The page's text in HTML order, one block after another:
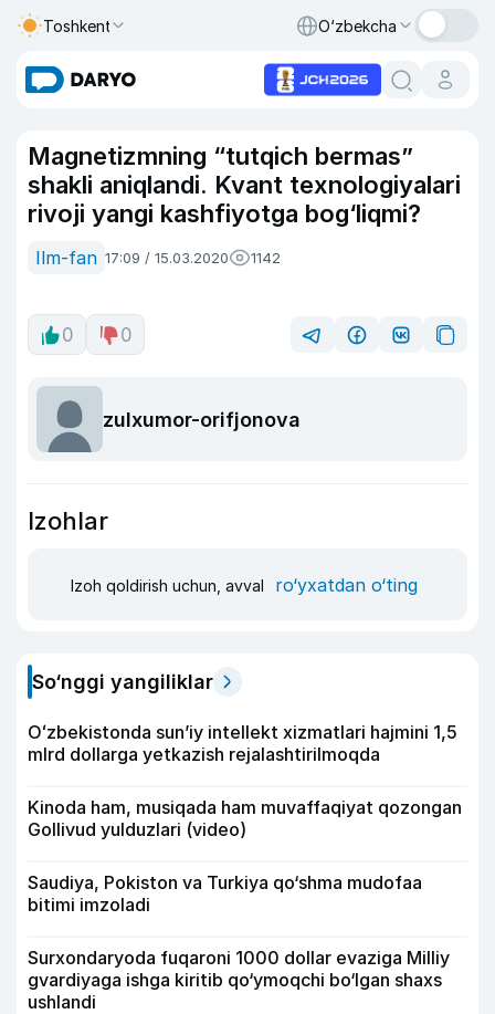
Toshkent O‘zbekcha
Magnetizmning “tutqich bermas”
shakli aniqlandi. Kvant texnologiyalari
rivoji yangi kashfiyotga bog‘liqmi?
Ilm-fan 17:09 / 15.03.2020 1142
0 0
zulxumor-orifjonova
Izohlar
Izoh qoldirish uchun, avval ro‘yxatdan o‘ting
So‘nggi yangiliklar
Oʻzbekistonda sunʼiy intellekt xizmatlari hajmini 1,5
mlrd dollarga yetkazish rejalashtirilmoqda
Kinoda ham, musiqada ham muvaffaqiyat qozongan
Gollivud yulduzlari (video)
Saudiya, Pokiston va Turkiya qo‘shma mudofaa
bitimi imzoladi
Surxondaryoda fuqaroni 1000 dollar evaziga Milliy
gvardiyaga ishga kiritib qo‘ymoqchi bo‘lgan shaxs
ushlandi